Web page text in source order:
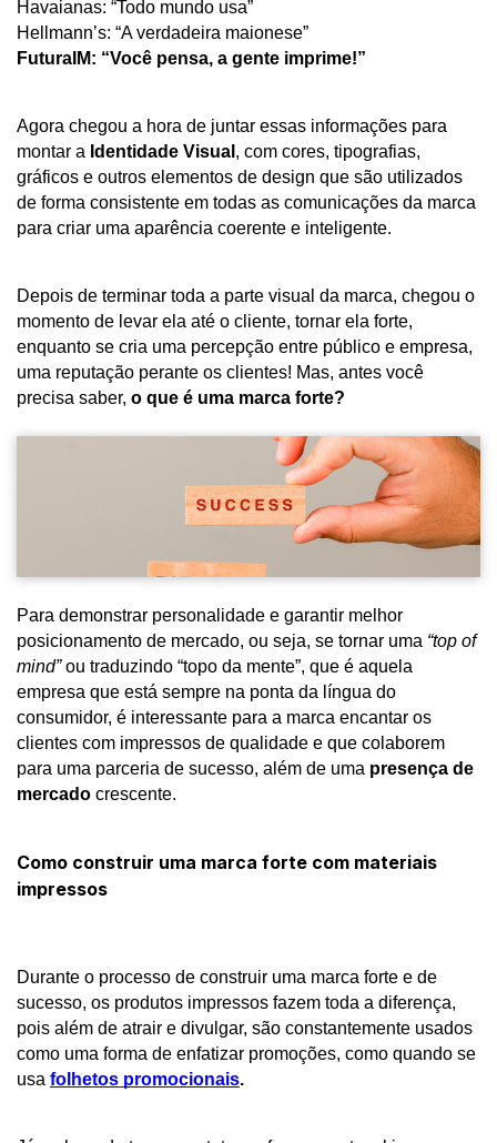
Havaianas: “Todo mundo usa”
Hellmann’s: “A verdadeira maionese”
FuturaIM: “Você pensa, a gente imprime!”
Agora chegou a hora de juntar essas informações para
montar a Identidade Visual , com cores, tipografias,
gráficos e outros elementos de design que são utilizados
de forma consistente em todas as comunicações da marca
para criar uma aparência coerente e inteligente.
Depois de terminar toda a parte visual da marca, chegou o
momento de levar ela até o cliente, tornar ela forte,
enquanto se cria uma percepção entre público e empresa,
uma reputação perante os clientes! Mas, antes você
precisa saber, o que é uma marca forte?
Para demonstrar personalidade e garantir melhor
posicionamento de mercado, ou seja, se tornar uma “top of
mind” ou traduzindo “topo da mente”, que é aquela
empresa que está sempre na ponta da língua do
consumidor, é interessante para a marca encantar os
clientes com impressos de qualidade e que colaborem
para uma parceria de sucesso, além de uma presença de
mercado crescente.
Como construir uma marca forte com materiais
impressos
Durante o processo de construir uma marca forte e de
sucesso, os produtos impressos fazem toda a diferença,
pois além de atrair e divulgar, são constantemente usados
como uma forma de enfatizar promoções, como quando se
usa folhetos promocionais.